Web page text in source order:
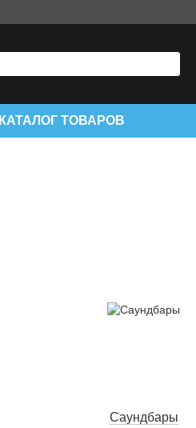
КАТАЛОГ ТОВАРОВ
Саундбары